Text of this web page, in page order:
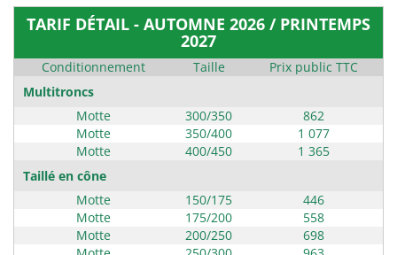
TARIF DÉTAIL - AUTOMNE 2026 / PRINTEMPS
2027
Conditionnement Taille
Prix public TTC
Multitroncs
Motte
300/350
862
Motte
350/400
1 077
Motte
400/450
1 365
Taillé en cône
Motte
150/175
446
Motte
175/200
558
Motte
200/250
698